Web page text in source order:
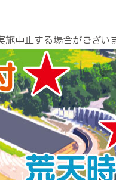
中止する場合がございま